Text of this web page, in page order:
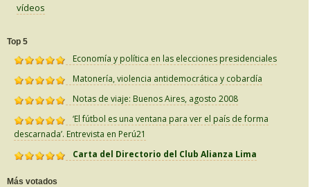
vídeos
Top 5
Economía y política en las elecciones presidenciales
Matonería, violencia antidemocrática y cobardía
Notas de viaje: Buenos Aires, agosto 2008
‘El fútbol es una ventana para ver el país de forma
descarnada’. Entrevista en Perú21
Carta del Directorio del Club Alianza Lima
Más votados